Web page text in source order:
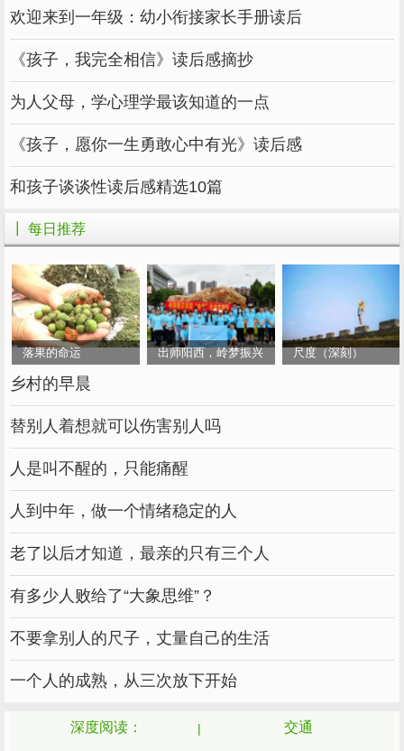
欢迎来到一年级：幼小衔接家长手册读后
《孩子，我完全相信》读后感摘抄
为人父母，学心理学最该知道的一点
《孩子，愿你一生勇敢心中有光》读后感
和孩子谈谈性读后感精选10篇
┃ 每日推荐
落果的命运 出师阳西，岭梦振兴 尺度（深刻）
乡村的早晨
替别人着想就可以伤害别人吗
人是叫不醒的，只能痛醒
人到中年，做一个情绪稳定的人
老了以后才知道，最亲的只有三个人
有多少人败给了“大象思维”？
不要拿别人的尺子，丈量自己的生活
一个人的成熟，从三次放下开始
深度阅读： 交通